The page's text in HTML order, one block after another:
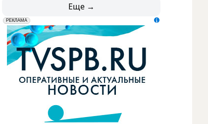
Еще →
erid: LdtCK5udn
РЕКЛАМА
АО "ГАТР", ИНН: 7841320717